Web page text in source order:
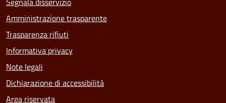
Amministrazione trasparente
Trasparenza rifiuti
Informativa privacy
Note legali
Dichiarazione di accessibilità
Area riservata